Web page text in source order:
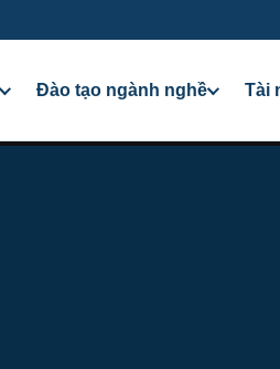
Đào tạo ngành nghề Tài